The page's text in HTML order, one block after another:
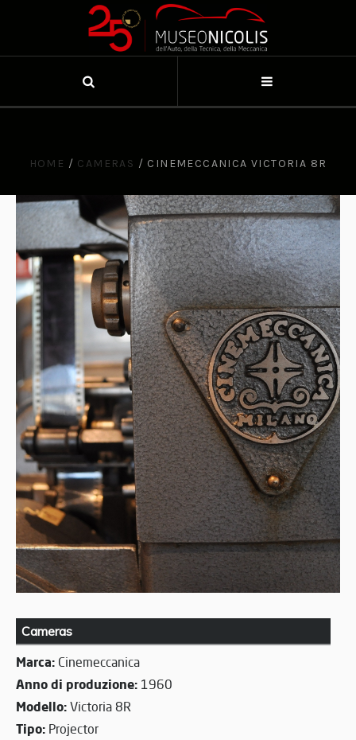
HOME / CAMERAS / CINEMECCANICA VICTORIA 8R
Cameras
Marca: Cinemeccanica
Anno di produzione: 1960
Modello: Victoria 8R
Tipo: Projector